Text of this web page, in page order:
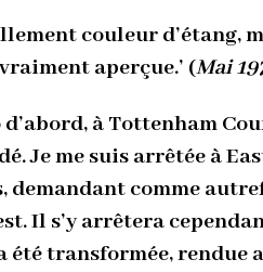
couleur d’étang,
aperçue.’ (Mai
à Tottenham
Je me suis arrêtée à
demandant comme
Il s’y arrêtera
été transformée, rendue